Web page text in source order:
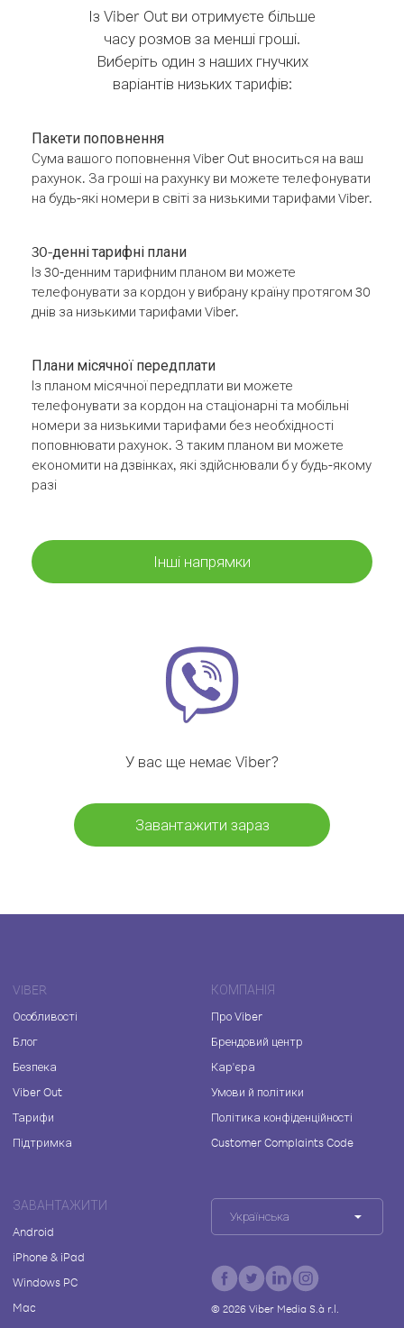
Із Viber Out ви отримуєте більше
часу розмов за менші гроші.
Виберіть один з наших гнучких
варіантів низьких тарифів:
Пакети поповнення
Сума вашого поповнення Viber Out вноситься на ваш
рахунок. За гроші на рахунку ви можете телефонувати
на будь-які номери в світі за низькими тарифами Viber.
30-денні тарифні плани
Із 30-денним тарифним планом ви можете
телефонувати за кордон у вибрану країну протягом 30
днів за низькими тарифами Viber.
Плани місячної передплати
Із планом місячної передплати ви можете
телефонувати за кордон на стаціонарні та мобільні
номери за низькими тарифами без необхідності
поповнювати рахунок. З таким планом ви можете
економити на дзвінках, які здійснювали б у будь-якому
разі
Інші напрямки
У вас ще немає Viber?
Завантажити зараз
VIBER
Особливості
Блог
Безпека
Viber Out
Тарифи
Підтримка
КОМПАНІЯ
Про Viber
Брендовий центр
Кар'єра
Умови й політики
Політика конфіденційності
Customer Complaints Code
ЗАВАНТАЖИТИ
Android
iPhone & iPad
Windows PC
Mac
Українська
© 2026Viber Media S.à r.l.